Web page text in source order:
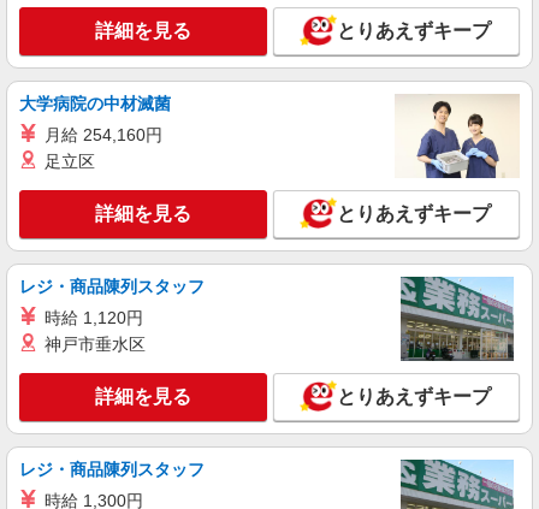
詳細を見る とりあえずキープ
大学病院の中材滅菌
月給 254,160円
足立区
詳細を見る とりあえずキープ
レジ・商品陳列スタッフ
時給 1,120円
神戸市垂水区
詳細を見る とりあえずキープ
レジ・商品陳列スタッフ
時給 1,300円